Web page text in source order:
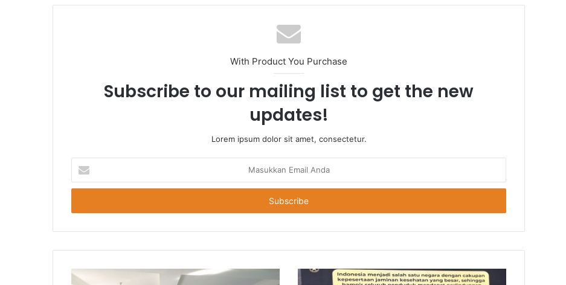
With Product You Purchase
Subscribe to our mailing list to get the new
updates!
Lorem ipsum dolor sit amet, consectetur.
Email
Anda